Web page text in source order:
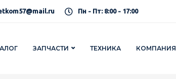
Пн - Пт: 8:00 - 17:00
ЗАПЧАСТИ ТЕХНИКА КОМПАНИЯ